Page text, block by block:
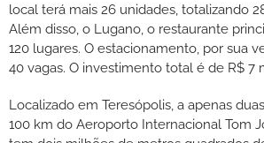
local terá mais 26 unidades, totalizando
Além disso, o Lugano, o restaurante
120 lugares. O estacionamento, por sua
40 vagas. O investimento total é de R$ 7
Localizado em Teresópolis, a apenas
100 km do Aeroporto Internacional Tom